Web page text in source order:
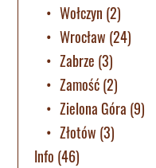
Wołczyn (2)
Wrocław (24)
Zabrze (3)
Zamość(2)
Zielona Góra (9)
Złotów (3)
Info (46)